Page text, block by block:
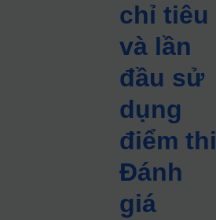
chỉ tiêu
và lần
đầu sử
dụng
điểm thi
Đánh
giá